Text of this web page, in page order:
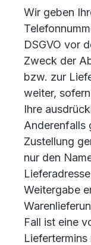
Wir geben
DSGVO vor
Zweck der
bzw. zur
weiter,
Ihre
Anderenfalls
Zustellung
nur den
Weitergabe
Fall ist eine